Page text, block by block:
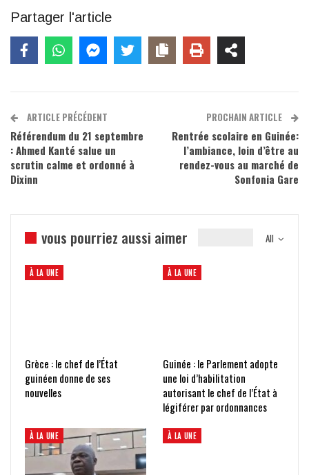
Partager l'article
ARTICLE PRÉCÉDENT
Référendum du 21 septembre
: Ahmed Kanté salue un
scrutin calme et ordonné à
Dixinn
PROCHAIN ARTICLE
Rentrée scolaire en Guinée:
l’ambiance, loin d’être au
rendez-vous au marché de
Sonfonia Gare
All
vous pourriez aussi aimer
À LA UNE
Grèce : le chef de l’État
guinéen donne de ses
nouvelles
À LA UNE
Guinée : le Parlement adopte
une loi d’habilitation
autorisant le chef de l’État à
légiférer par ordonnances
À LA UNE À LA UNE